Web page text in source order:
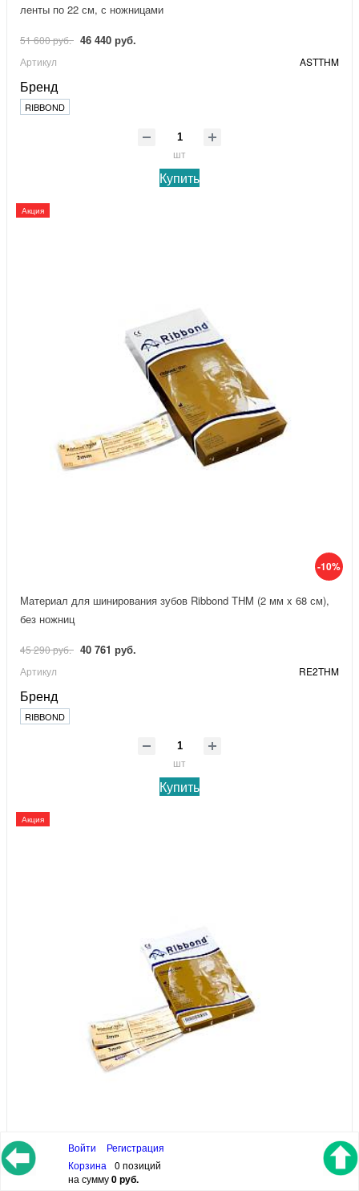
ленты по 22 см, с ножницами
51 600 руб. 46 440 руб.
Артикул ASTTHM
Бренд
RIBBOND
шт
Купить
-10%
Акция
Материал для шинирования зубов Ribbond THM (2 мм x 68 см),
без ножниц
45 290 руб. 40 761 руб.
Артикул RE2THM
Бренд
RIBBOND
шт
Купить
-10%
Акция
Войти
Регистрация
Корзина
0 позиций
на сумму0 руб.